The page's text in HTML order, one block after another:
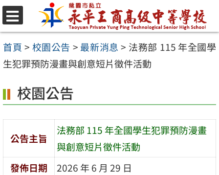
跳
至
主
要
容
區
首頁 > 校園公告 > 最新消息 > 法務部 115 年全國學
生犯罪預防漫畫與創意短片徵件活動
校園公告
公告主旨
法務部 115 年全國學生犯罪預防漫畫
與創意短片徵件活動
發佈日期
2026 年 6 月 29 日
選
單